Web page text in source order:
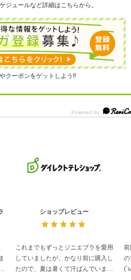
ジュールなど詳細はこちらから。
クーポンをゲットしよう!!
ショップレビュー
これまでもずっとジニエブラを愛用
していましたが、かなり前に購入し
たので、夏は暑くて汗ばんでいまし